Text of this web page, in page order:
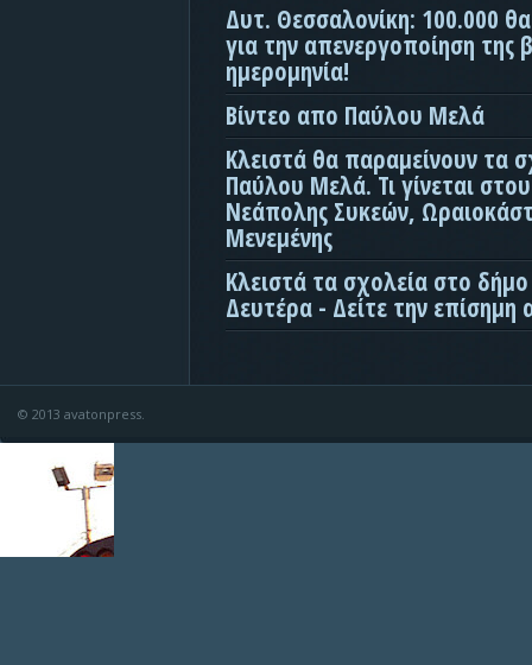
Δυτ. Θεσσαλονίκη: 100.000
για την απενεργοποίηση της
ημερομηνία!
Βίντεο απο Παύλου Μελά
Κλειστά θα παραμείνουν τα
Παύλου Μελά. Τι γίνεται
Νεάπολης Συκεών,
Μενεμένης
Κλειστά τα σχολεία στο
Δευτέρα - Δείτε την επίσημη
© 2013 avatonpress.